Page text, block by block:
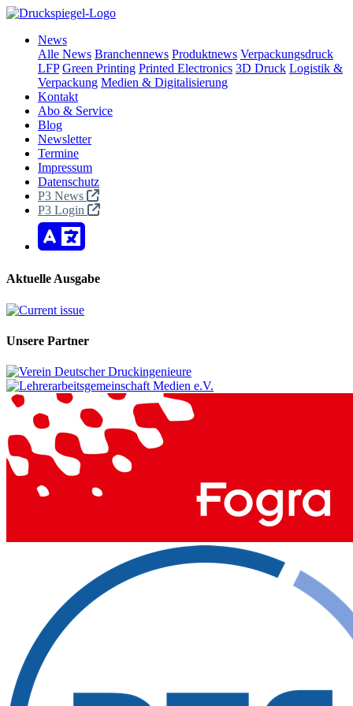
News
Alle News Branchennews Produktnews Verpackungsdruck
LFP Green Printing Printed Electronics 3D Druck Logistik &
Verpackung Medien & Digitalisierung
Kontakt
Abo & Service
Blog
Newsletter
Termine
Impressum
Datenschutz
P3 News
P3 Login
Aktuelle Ausgabe
Unsere Partner